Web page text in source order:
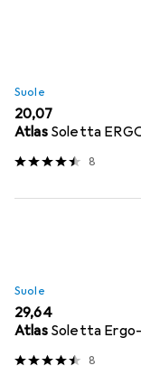
Suole
EUR
20,07
Atlas Soletta
8
Suole
EUR
29,64
Atlas Soletta
8